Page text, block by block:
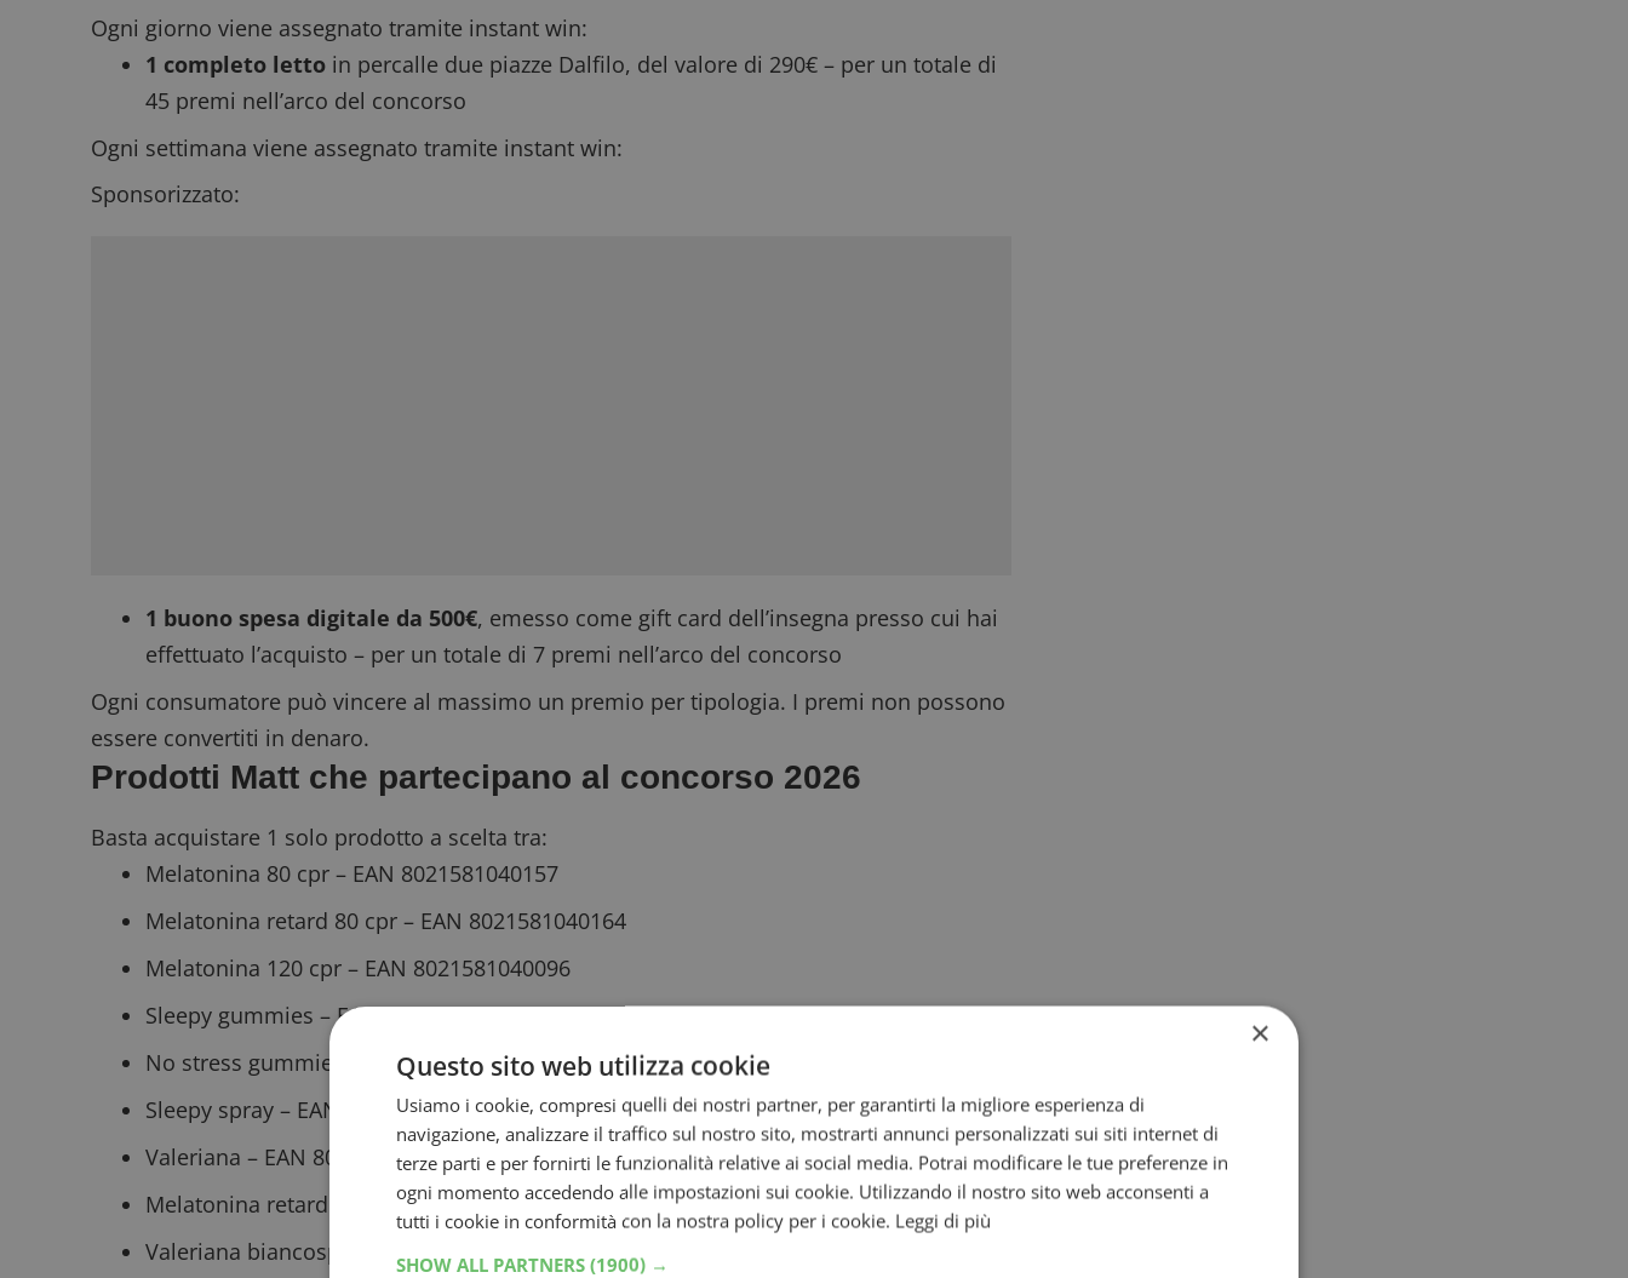
Ogni giorno viene assegnato tramite instant win:
1 completo letto in percalle due piazze Dalfilo, del valore di 290€ – per un totale di
45 premi nell’arco del concorso
Ogni settimana viene assegnato tramite instant win:
Sponsorizzato:
1 buono spesa digitale da 500€, emesso come gift card dell’insegna presso cui hai
effettuato l’acquisto – per un totale di 7 premi nell’arco del concorso
Ogni consumatore può vincere al massimo un premio per tipologia. I premi non possono
essere convertiti in denaro.
Prodotti Matt che partecipano al concorso 2026
Basta acquistare 1 solo prodotto a scelta tra:
Melatonina 80 cpr – EAN 8021581040157
Melatonina retard 80 cpr – EAN 8021581040164
Melatonina 120 cpr – EAN 8021581040096
Sleepy gummies – EAN 8021581040539
No stress gummies – EAN 8021581040515
Sleepy spray – EAN 8021581040560
Valeriana – EAN 8021581600252
Melatonina retard valeriana fast – EAN 8021581600504
Valeriana biancospino – EAN 8021581310281
×
Questo sito web utilizza cookie
Usiamo i cookie, compresi quelli dei nostri partner, per garantirti la migliore esperienza di
navigazione, analizzare il traffico sul nostro sito, mostrarti annunci personalizzati sui siti internet di
terze parti e per fornirti le funzionalità relative ai social media. Potrai modificare le tue preferenze in
ogni momento accedendo alle impostazioni sui cookie. Utilizzando il nostro sito web acconsenti a
tutti i cookie in conformità con la nostra policy per i cookie. Leggi di più
SHOW ALL PARTNERS (1900) →